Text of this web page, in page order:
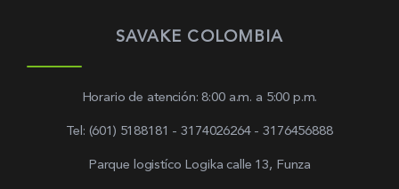
SAVAKE COLOMBIA
Horario de atención: 8:00 a.m. a 5:00 p.m.
Tel: (601) 5188181 - 3174026264 - 3176456888
Parque logistíco Logika calle 13, Funza